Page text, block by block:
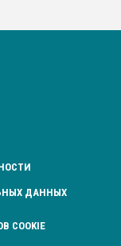
ДАННЫХ